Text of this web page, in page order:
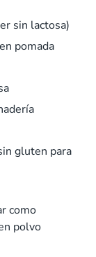
sin lactosa)
pomada
gluten para
como
polvo